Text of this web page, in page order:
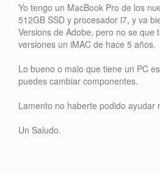
Yo tengo un MacBook Pro de los
512GB SSD y procesador i7, y va
Versions de Adobe, pero no se que
versiones un iMAC de hace 5 años.
Lo bueno o malo que tiene un PC
puedes cambiar componentes.
Lamento no haberte podido ayudar
Un Saludo.